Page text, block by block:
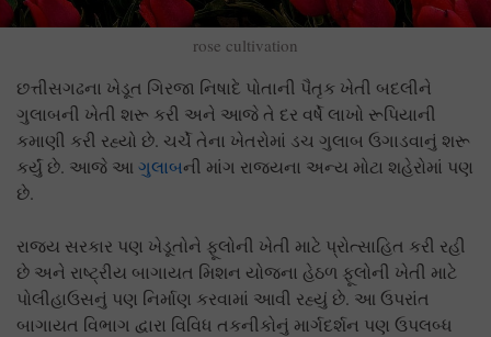
rose cultivation
છત્તીસગઢના ખેડૂત ગિરજા નિષાદે પોતાની પૈતૃક ખેતી બદલીને
ગુલાબની ખેતી શરૂ કરી અને આજે તે દર વર્ષે લાખો રૂપિયાની
કમાણી કરી રહ્યો છે. ચર્ચે તેના ખેતરોમાં ડચ ગુલાબ ઉગાડવાનું શરૂ
કર્યું છે. આજે આ ગુલાબની માંગ રાજ્યના અન્ય મોટા શહેરોમાં પણ
છે.
રાજ્ય સરકાર પણ ખેડૂતોને ફૂલોની ખેતી માટે પ્રોત્સાહિત કરી રહી
છે અને રાષ્ટ્રીય બાગાયત મિશન યોજના હેઠળ ફૂલોની ખેતી માટે
પોલીહાઉસનું પણ નિર્માણ કરવામાં આવી રહ્યું છે. આ ઉપરાંત
બાગાયત વિભાગ દ્વારા વિવિધ તકનીકોનું માર્ગદર્શન પણ ઉપલબ્ધ